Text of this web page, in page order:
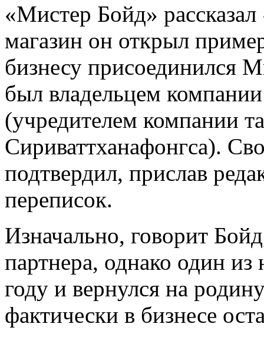
«Мистер Бойд»
магазин он открыл
бизнесу присоединился
был владельцем
(учредителем компании
Сириваттханафонгса).
подтвердил, прислав
переписок.
Изначально, говорит
партнера, однако один
году и вернулся на
фактически в бизнесе